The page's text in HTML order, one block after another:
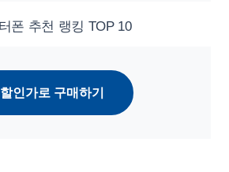
할인가로 구매하기